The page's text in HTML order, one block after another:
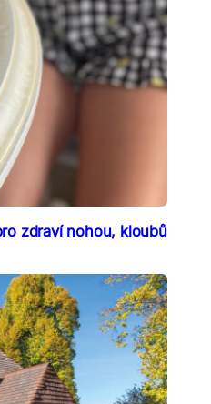
zdraví nohou, kloubů